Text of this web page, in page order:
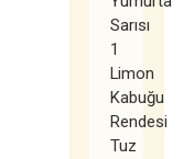
Sarısı
1
Limon
Kabuğu
Rendesi
Tuz